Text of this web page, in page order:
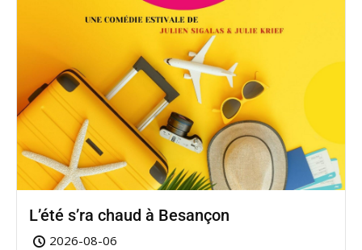
L’été s’ra chaud à Besançon
2026-08-06